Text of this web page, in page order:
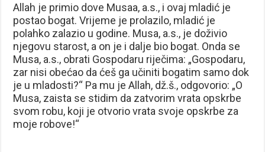
Allah je primio dove Musaa, a.s., i ovaj mladić je
postao bogat. Vrijeme je prolazilo, mladić je
polahko zalazio u godine. Musa, a.s., je doživio
njegovu starost, a on je i dalje bio bogat. Onda se
Musa, a.s., obrati Gospodaru riječima: „Gospodaru,
zar nisi obećao da ćeš ga učiniti bogatim samo dok
je u mladosti?“ Pa mu je Allah, dž.š., odgovorio: „O
Musa, zaista se stidim da zatvorim vrata opskrbe
svom robu, koji je otvorio vrata svoje opskrbe za
moje robove!“